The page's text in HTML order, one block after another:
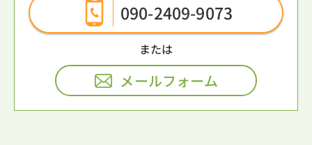
090-2409-9073
メールフォーム